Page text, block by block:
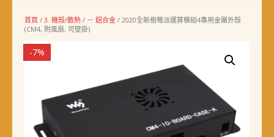
首頁 / 3. 機殼/散熱 / － 鋁合金 / 2020全新樹莓派運算模組4專用金屬外殼
(CM4, 附風扇, 可壁掛)
-7%